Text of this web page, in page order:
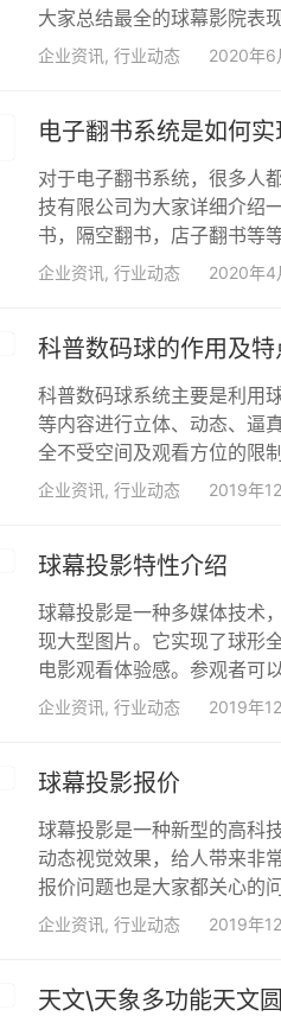
大家总结最全的球幕影院表
企业资讯 , 行业动态 2020年6
电子翻书系统是如何实
对于电子翻书系统，很多人
技有限公司为大家详细介绍
书，隔空翻书，店子翻书等
企业资讯 , 行业动态 2020年4
科普数码球的作用及特
科普数码球系统主要是利用
等内容进行立体、动态、逼
全不受空间及观看方位的限
企业资讯 , 行业动态 2019年
球幕投影特性介绍
球幕投影是一种多媒体技术
现大型图片。它实现了球形
电影观看体验感。参观者可
企业资讯 , 行业动态 2019年
球幕投影报价
球幕投影是一种新型的高科
动态视觉效果，给人带来非
报价问题也是大家都关心的
企业资讯 , 行业动态 2019年
天文\天象多功能天文